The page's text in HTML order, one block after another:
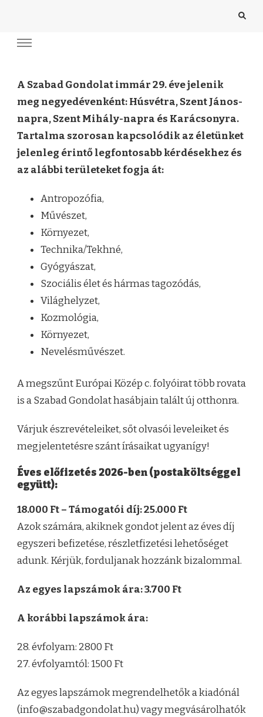
A Szabad Gondolat immár 29. éve jelenik
meg negyedévenként: Húsvétra, Szent János-
napra, Szent Mihály-napra és Karácsonyra.
Tartalma szorosan kapcsolódik az életünket
jelenleg érintő legfontosabb kérdésekhez és
az alábbi területeket fogja át:
Antropozófia,
Művészet,
Környezet,
Technika/Tekhné,
Gyógyászat,
Szociális élet és hármas tagozódás,
Világhelyzet,
Kozmológia,
Környezet,
Nevelésművészet.
A megszűnt Európai Közép c. folyóirat több rovata
is a Szabad Gondolat hasábjain talált új otthonra.
Várjuk észrevételeiket, sőt olvasói leveleiket és
megjelentetésre szánt írásaikat ugyanígy!
Éves előfizetés 2026-ben (postaköltséggel
együtt):
18.000 Ft – Támogatói díj: 25.000 Ft
Azok számára, akiknek gondot jelent az éves díj
egyszeri befizetése, részletfizetési lehetőséget
adunk. Kérjük, forduljanak hozzánk bizalommal.
Az egyes lapszámok ára: 3.700 Ft
A korábbi lapszámok ára:
28. évfolyam: 2800 Ft
27. évfolyamtól: 1500 Ft
Az egyes lapszámok megrendelhetők a kiadónál
(info@szabadgondolat.hu) vagy megvásárolhatók